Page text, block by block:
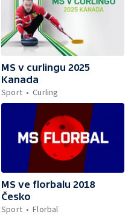
MS v curlingu 2025
Kanada
Sport
Curling
MS ve florbalu 2018
Česko
Sport
Florbal